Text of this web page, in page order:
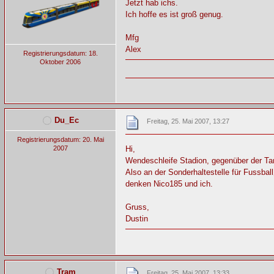
Registrierungsdatum: 18.
Oktober 2006
Jetzt hab ichs.
Ich hoffe es ist groß genug.
Mfg
Alex
Du_Ec
Registrierungsdatum: 20. Mai
2007
Freitag, 25. Mai 2007, 13:27
Hi,
Wendeschleife Stadion, gegenüber der
Also an der Sonderhaltestelle für
denken Nico185 und ich.
Gruss,
Dustin
Tram